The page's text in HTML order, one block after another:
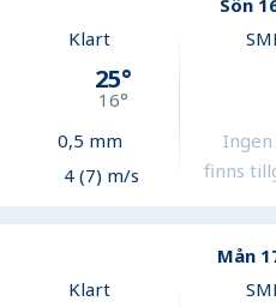
Sön
Klart
25°
16°
0,5 mm
4 (7) m/s
Ingen
finns
Mån
Klart